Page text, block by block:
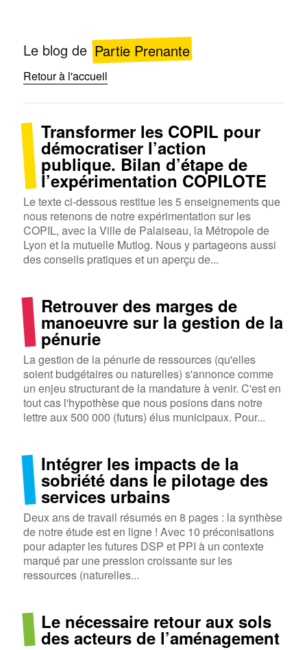
Le blog de Partie Prenante
Retour à l'accueil
Blog Transformer les COPIL pour
démocratiser l’action
publique. Bilan d’étape de
l’expérimentation COPILOTE
Le texte ci-dessous restitue les 5 enseignements que
nous retenons de notre expérimentation sur les
COPIL, avec la Ville de Palaiseau, la Métropole de
Lyon et la mutuelle Mutlog. Nous y partageons aussi
des conseils pratiques et un aperçu de...
Retrouver des marges de
manoeuvre sur la gestion de la
pénurie
La gestion de la pénurie de ressources (qu'elles
soient budgétaires ou naturelles) s'annonce comme
un enjeu structurant de la mandature à venir. C'est en
tout cas l'hypothèse que nous posions dans notre
lettre aux 500 000 (futurs) élus municipaux. Pour...
Intégrer les impacts de la
sobriété dans le pilotage des
services urbains
Deux ans de travail résumés en 8 pages : la synthèse
de notre étude est en ligne ! Avec 10 préconisations
pour adapter les futures DSP et PPI à un contexte
marqué par une pression croissante sur les
ressources (naturelles...
Le nécessaire retour aux sols
des acteurs de l’aménagement